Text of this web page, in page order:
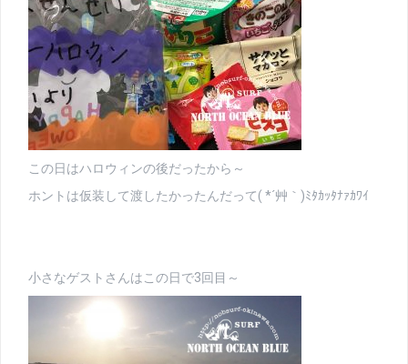
この日はハロウィンの後だったから～
ホントは仮装して渡したかったんだって( *´艸｀)ﾐﾀｶｯﾀﾅｧｶﾜｲ
小さなゲストさんはこの日で3回目～